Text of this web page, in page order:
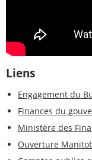
Liens
Engagement du
Finances du
Ministère des
Ouverture